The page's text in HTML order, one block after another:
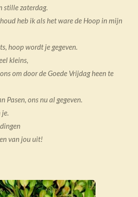
stille zaterdag.
heb ik als het ware de Hoop in mijn
hoop wordt je gegeven.
kleins,
om door de Goede Vrijdag heen te
Pasen, ons nu al gegeven.
je.
van jou uit!